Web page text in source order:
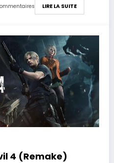
LIRE LA SUITE
4 (Remake)